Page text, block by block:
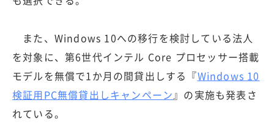
また、Windows 10への移行を検討している法人
を対象に、第6世代インテル Core プロセッサー搭載
モデルを無償で1か月の間貸出しする『Windows 10
検証用PC無償貸出しキャンペーン』の実施も発表さ
れている。